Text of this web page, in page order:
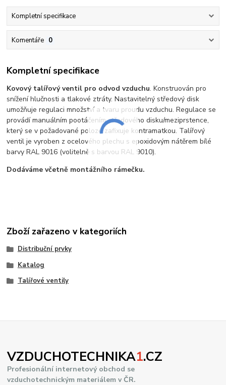
Kompletní specifikace
Komentáře 0
Kompletní specifikace
Kovový talířový ventil pro odvod vzduchu. Konstruován pro
snížení hlučnosti a tlakové ztráty. Nastavitelný středový disk
umožňuje regulaci množství a tvaru proudu vzduchu. Regulace se
provádí manuálním pootáčením středového disku/meziprstence,
který se v požadované poloze zafixuje kontramatkou. Talířový
ventil je vyroben z ocelového plechu s epoxidovým nátěrem bílé
barvy RAL 9016 (volitelně s barvou RAL 9010).
Dodáváme včetně montážního rámečku.
Zboží zařazeno v kategoriích
Distribuční prvky
Katalog
Talířové ventily
VZDUCHOTECHNIKA1.CZ
Profesionální internetový obchod se
vzduchotechnickým materiálem v ČR.